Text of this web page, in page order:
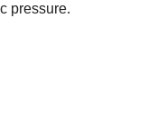
pressure.